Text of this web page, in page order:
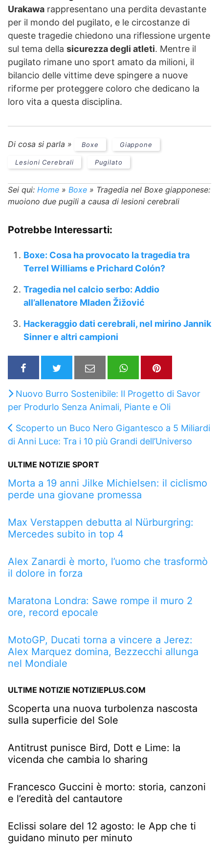
Urakawa rappresentano una perdita devastante
per il mondo del pugilato, e le circostanze di
queste tragedie chiedono una riflessione urgente
sul tema della sicurezza degli atleti. Mentre il
pugilato rimane uno sport amato da milioni, il
bilancio delle vittime deve spingere a nuove
riforme per proteggere coloro che dedicano la
loro vita a questa disciplina.
Di cosa si parla » Boxe Giappone
Lesioni Cerebrali Pugilato
Sei qui: Home » Boxe » Tragedia nel Boxe giapponese:
muoiono due pugili a causa di lesioni cerebrali
Potrebbe Interessarti:
Boxe: Cosa ha provocato la tragedia tra
Terrel Williams e Prichard Colón?
Tragedia nel calcio serbo: Addio
all’allenatore Mladen Žižović
Hackeraggio dati cerebrali, nel mirino Jannik
Sinner e altri campioni
Nuovo Burro Sostenibile: Il Progetto di Savor
per Produrlo Senza Animali, Piante e Oli
Scoperto un Buco Nero Gigantesco a 5 Miliardi
di Anni Luce: Tra i 10 più Grandi dell’Universo
ULTIME NOTIZIE SPORT
Morta a 19 anni Jilke Michielsen: il ciclismo
perde una giovane promessa
Max Verstappen debutta al Nürburgring:
Mercedes subito in top 4
Alex Zanardi è morto, l’uomo che trasformò
il dolore in forza
Maratona Londra: Sawe rompe il muro 2
ore, record epocale
MotoGP, Ducati torna a vincere a Jerez:
Alex Marquez domina, Bezzecchi allunga
nel Mondiale
ULTIME NOTIZIE NOTIZIEPLUS.COM
Scoperta una nuova turbolenza nascosta
sulla superficie del Sole
Antitrust punisce Bird, Dott e Lime: la
vicenda che cambia lo sharing
Francesco Guccini è morto: storia, canzoni
e l’eredità del cantautore
Eclissi solare del 12 agosto: le App che ti
guidano minuto per minuto